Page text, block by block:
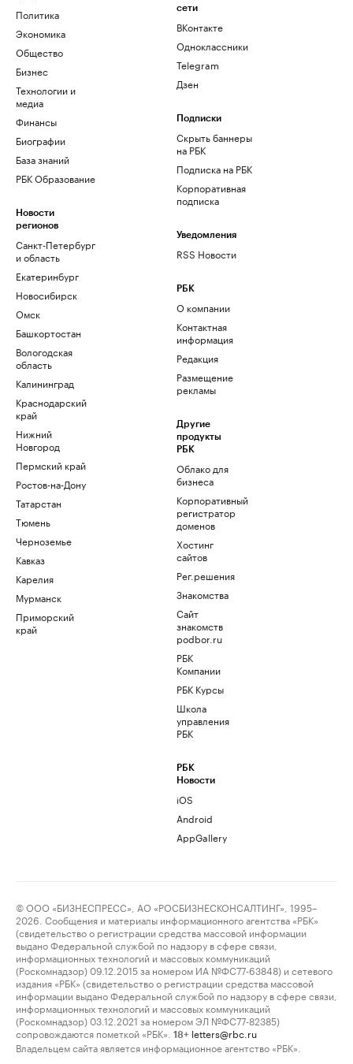
Политика
Экономика
Общество
Бизнес
Технологии и
медиа
Финансы
Биографии
База знаний
РБК Образование
Новости
регионов
Санкт-Петербург
и область
Екатеринбург
Новосибирск
Омск
Башкортостан
Вологодская
область
Калининград
Краснодарский
край
Нижний
Новгород
Пермский край
Ростов-на-Дону
Татарстан
Тюмень
Черноземье
Кавказ
Карелия
Мурманск
Приморский
край
сети
ВКонтакте
Одноклассники
Telegram
Дзен
Подписки
Скрыть баннеры
на РБК
Подписка на РБК
Корпоративная
подписка
Уведомления
RSS Новости
РБК
О компании
Контактная
информация
Редакция
Размещение
рекламы
Другие
продукты
РБК
Облако для
бизнеса
Корпоративный
регистратор
доменов
Хостинг
сайтов
Рег.решения
Знакомства
Сайт
знакомств
podbor.ru
РБК
Компании
РБК Курсы
Школа
управления
РБК
РБК
Новости
iOS
Android
AppGallery
© ООО «БИЗНЕСПРЕСС», АО «РОСБИЗНЕСКОНСАЛТИНГ», 1995–
2026. Сообщения и материалы информационного агентства «РБК»
(свидетельство о регистрации средства массовой информации
выдано Федеральной службой по надзору в сфере связи,
информационных технологий и массовых коммуникаций
(Роскомнадзор) 09.12.2015 за номером ИА №ФС77-63848) и сетевого
издания «РБК» (свидетельство о регистрации средства массовой
информации выдано Федеральной службой по надзору в сфере связи,
информационных технологий и массовых коммуникаций
(Роскомнадзор) 03.12.2021 за номером ЭЛ №ФС77-82385)
сопровождаются пометкой «РБК».
18+ letters@rbc.ru
Владельцем сайта является информационное агентство «РБК».